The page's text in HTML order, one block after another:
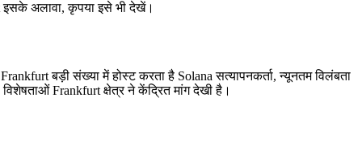
इसके अलावा, कृपया इसे भी देखें।
बड़ी संख्या में होस्ट करता है Solana सत्यापनकर्ता, न्यूनतम विलंबता
Frankfurt क्षेत्र ने केंद्रित मांग देखी है।